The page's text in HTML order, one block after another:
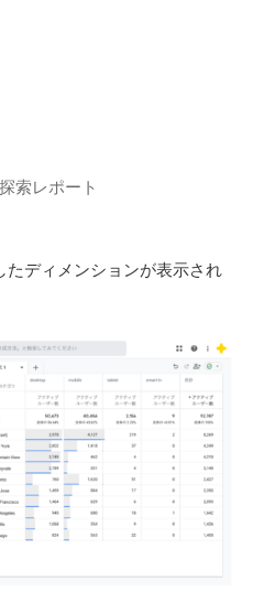
索レポート
ディメンションが表示され